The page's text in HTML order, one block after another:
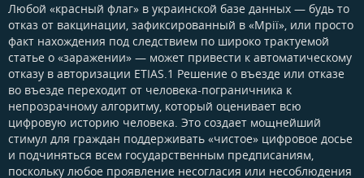
Любой «красный флаг» в украинской базе данных — будь то
отказ от вакцинации, зафиксированный в «Мрії», или просто
факт нахождения под следствием по широко трактуемой
статье о «заражении» — может привести к автоматическому
отказу в авторизации ETIAS.1 Решение о въезде или отказе
во въезде переходит от человека-пограничника к
непрозрачному алгоритму, который оценивает всю
цифровую историю человека. Это создает мощнейший
стимул для граждан поддерживать «чистое» цифровое досье
и подчиняться всем государственным предписаниям,
поскольку любое проявление несогласия или несоблюдения